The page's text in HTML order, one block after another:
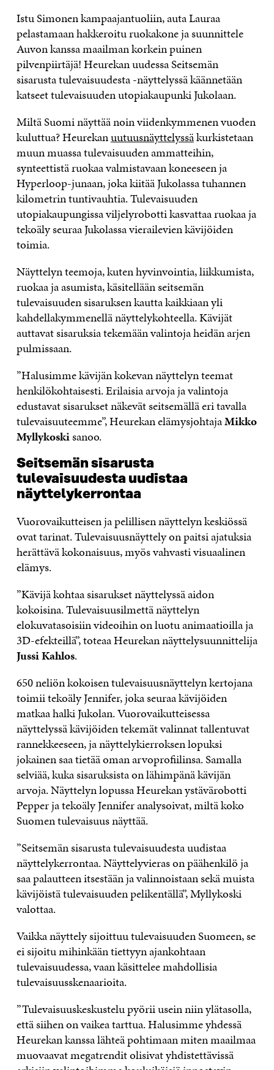
Istu Simonen kampaajantuoliin, auta Lauraa
pelastamaan hakkeroitu ruokakone ja suunnittele
Auvon kanssa maailman korkein puinen
pilvenpiirtäjä! Heurekan uudessa Seitsemän
sisarusta tulevaisuudesta -näyttelyssä käännetään
katseet tulevaisuuden utopiakaupunki Jukolaan.
Miltä Suomi näyttää noin viidenkymmenen vuoden
kuluttua? Heurekanuutuusnäyttelyssäkurkistetaan
muun muassa tulevaisuuden ammatteihin,
synteettistä ruokaa valmistavaan koneeseen ja
Hyperloop-junaan, joka kiitää Jukolassa tuhannen
kilometrin tuntivauhtia. Tulevaisuuden
utopiakaupungissa viljelyrobotti kasvattaa ruokaa ja
tekoäly seuraa Jukolassa vierailevien kävijöiden
toimia.
Näyttelyn teemoja, kuten hyvinvointia, liikkumista,
ruokaa ja asumista, käsitellään seitsemän
tulevaisuuden sisaruksen kautta kaikkiaan yli
kahdellakymmenellä näyttelykohteella. Kävijät
auttavat sisaruksia tekemään valintoja heidän arjen
pulmissaan.
”Halusimme kävijän kokevan näyttelyn teemat
henkilökohtaisesti. Erilaisia arvoja ja valintoja
edustavat sisarukset näkevät seitsemällä eri tavalla
tulevaisuuteemme”, Heurekan elämysjohtajaMikko
Myllykoskisanoo.
Seitsemän sisarusta
tulevaisuudesta uudistaa
näyttelykerrontaa
Vuorovaikutteisen ja pelillisen näyttelyn keskiössä
ovat tarinat. Tulevaisuusnäyttely on paitsi ajatuksia
herättävä kokonaisuus, myös vahvasti visuaalinen
elämys.
”Kävijä kohtaa sisarukset näyttelyssä aidon
kokoisina. Tulevaisuusilmettä näyttelyn
elokuvatasoisiin videoihin on luotu animaatioilla ja
3D-efekteillä”, toteaa Heurekan näyttelysuunnittelija
Jussi Kahlos.
650 neliön kokoisen tulevaisuusnäyttelyn kertojana
toimii tekoäly Jennifer, joka seuraa kävijöiden
matkaa halki Jukolan. Vuorovaikutteisessa
näyttelyssä kävijöiden tekemät valinnat tallentuvat
rannekkeeseen, ja näyttelykierroksen lopuksi
jokainen saa tietää oman arvoprofiilinsa. Samalla
selviää, kuka sisaruksista on lähimpänä kävijän
arvoja. Näyttelyn lopussa Heurekan ystävärobotti
Pepper ja tekoäly Jennifer analysoivat, miltä koko
Suomen tulevaisuus näyttää.
”Seitsemän sisarusta tulevaisuudesta uudistaa
näyttelykerrontaa. Näyttelyvieras on päähenkilö ja
saa palautteen itsestään ja valinnoistaan sekä muista
kävijöistä tulevaisuuden pelikentällä”, Myllykoski
valottaa.
Vaikka näyttely sijoittuu tulevaisuuden Suomeen, se
ei sijoitu mihinkään tiettyyn ajankohtaan
tulevaisuudessa, vaan käsittelee mahdollisia
tulevaisuusskenaarioita.
”Tulevaisuuskeskustelu pyörii usein niin ylätasolla,
että siihen on vaikea tarttua. Halusimme yhdessä
Heurekan kanssa lähteä pohtimaan miten maailmaa
muovaavat megatrendit olisivat yhdistettävissä